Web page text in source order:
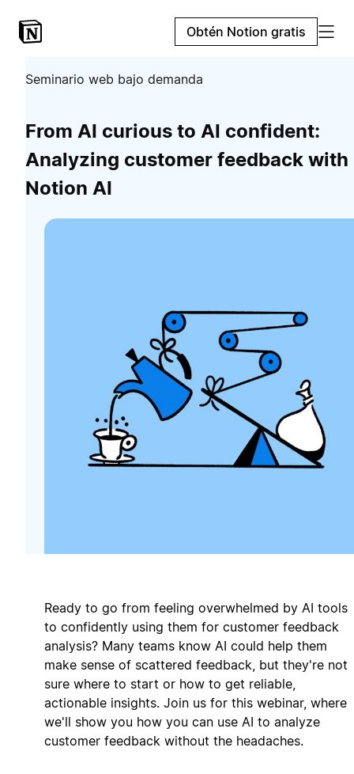
Obtén Notion gratis
Seminario web bajo demanda
From AI curious to AI confident:
Analyzing customer feedback with
Notion AI
Ready to go from feeling overwhelmed by AI tools
to confidently using them for customer feedback
analysis? Many teams know AI could help them
make sense of scattered feedback, but they're not
sure where to start or how to get reliable,
actionable insights. Join us for this webinar, where
we'll show you how you can use AI to analyze
customer feedback without the headaches.